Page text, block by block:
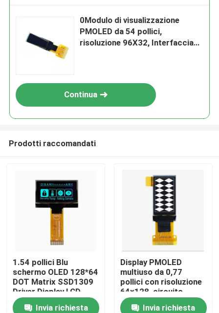
Casa
0Modulo di visualizzazione
PMOLED da 54 pollici,
risoluzione 96X32, Interfaccia
Continua
Prodotti raccomandati
1.54 pollici Blu
schermo OLED 128*64
DOT Matrix SSD1309
Driver Display LCD
monocromo
Invia richiesta
Display PMOLED
multiuso da 0,77
pollici con risoluzione
64x128, circuito
integrato di pilotaggio
Invia richiesta